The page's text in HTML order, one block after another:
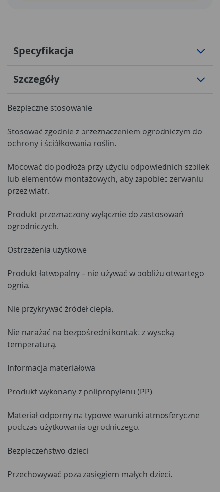
Specyfikacja
Szczegóły
Bezpieczne stosowanie
Stosować zgodnie z przeznaczeniem ogrodniczym do
ochrony i ściółkowania roślin.
Mocować do podłoża przy użyciu odpowiednich szpilek
lub elementów montażowych, aby zapobiec zerwaniu
przez wiatr.
Produkt przeznaczony wyłącznie do zastosowań
ogrodniczych.
Ostrzeżenia użytkowe
Produkt łatwopalny – nie używać w pobliżu otwartego
ognia.
Nie przykrywać źródeł ciepła.
Nie narażać na bezpośredni kontakt z wysoką
temperaturą.
Informacja materiałowa
Produkt wykonany z polipropylenu (PP).
Materiał odporny na typowe warunki atmosferyczne
podczas użytkowania ogrodniczego.
Bezpieczeństwo dzieci
Przechowywać poza zasięgiem małych dzieci.